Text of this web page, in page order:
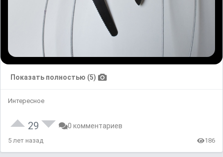
Показать полностью (5)
Интересное
29 0 комментариев
5 лет назад 186